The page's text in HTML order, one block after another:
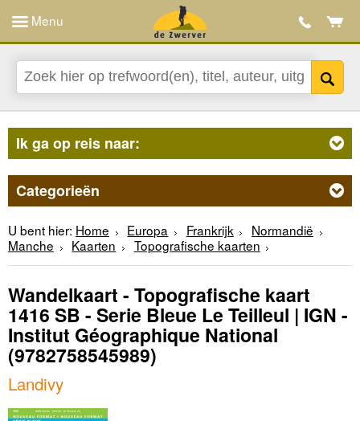
Menu
Ik ga op reis naar:
Categorieën
U bent hier: Home Europa Frankrijk
Normandië
Manche
Kaarten Topografische kaarten
Wandelkaart - Topografische kaart
1416 SB - Serie Bleue Le Teilleul | IGN -
Institut Géographique National
(9782758545989)
Landivy